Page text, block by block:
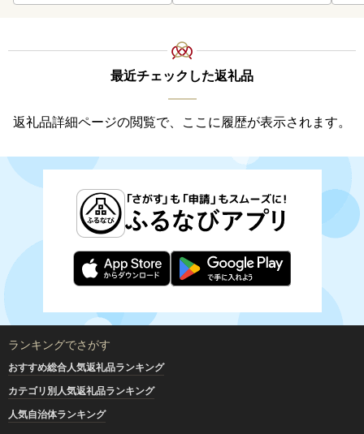
最近チェックした返礼品
返礼品詳細ページの閲覧で、ここに履歴が表示されます。
ランキングでさがす
おすすめ総合人気返礼品ランキング
カテゴリ別人気返礼品ランキング
人気自治体ランキング